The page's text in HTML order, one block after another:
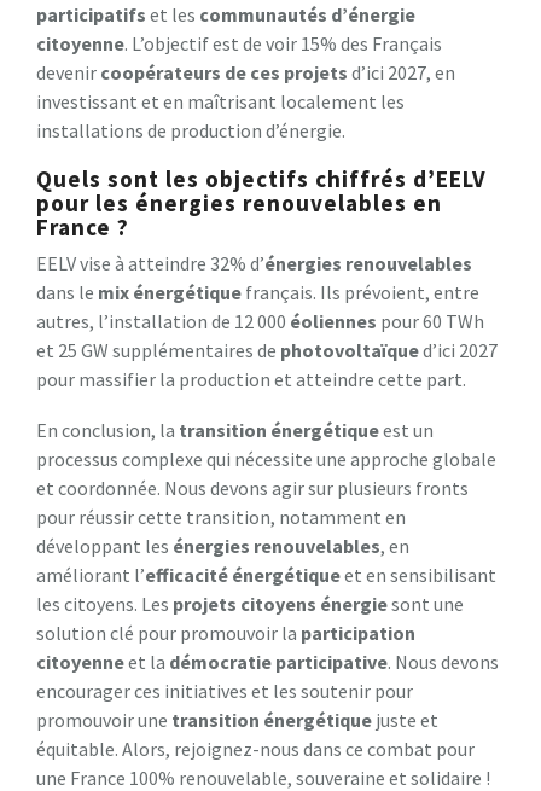
participatifs et les communautés d’énergie
citoyenne. L’objectif est de voir 15% des Français
devenir coopérateurs de ces projets d’ici 2027, en
investissant et en maîtrisant localement les
installations de production d’énergie.
Quels sont les objectifs chiffrés d’EELV
pour les énergies renouvelables en
France ?
EELV vise à atteindre 32% d’énergies renouvelables
dans le mix énergétique français. Ils prévoient, entre
autres, l’installation de 12 000 éoliennes pour 60 TWh
et 25 GW supplémentaires de photovoltaïqued’ici 2027
pour massifier la production et atteindre cette part.
En conclusion, la transition énergétiqueest un
processus complexe qui nécessite une approche globale
et coordonnée. Nous devons agir sur plusieurs fronts
pour réussir cette transition, notamment en
développant les énergies renouvelables, en
améliorant l’efficacité énergétiqueet en sensibilisant
les citoyens. Les projets citoyens énergiesont une
solution clé pour promouvoir la participation
citoyenneet la démocratie participative. Nous devons
encourager ces initiatives et les soutenir pour
promouvoir une transition énergétique juste et
équitable. Alors, rejoignez-nous dans ce combat pour
une France 100% renouvelable, souveraine et solidaire !